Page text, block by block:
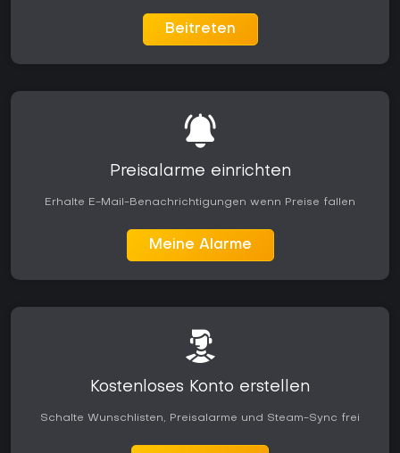
Beitreten
Preisalarme einrichten
Erhalte E-Mail-Benachrichtigungen wenn Preise fallen
Meine Alarme
Kostenloses Konto erstellen
Schalte Wunschlisten, Preisalarme und Steam-Sync frei